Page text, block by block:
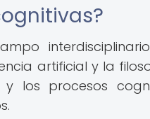
artificial y la
los procesos